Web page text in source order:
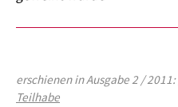
erschienen in Ausgabe 2 / 2011:
Teilhabe